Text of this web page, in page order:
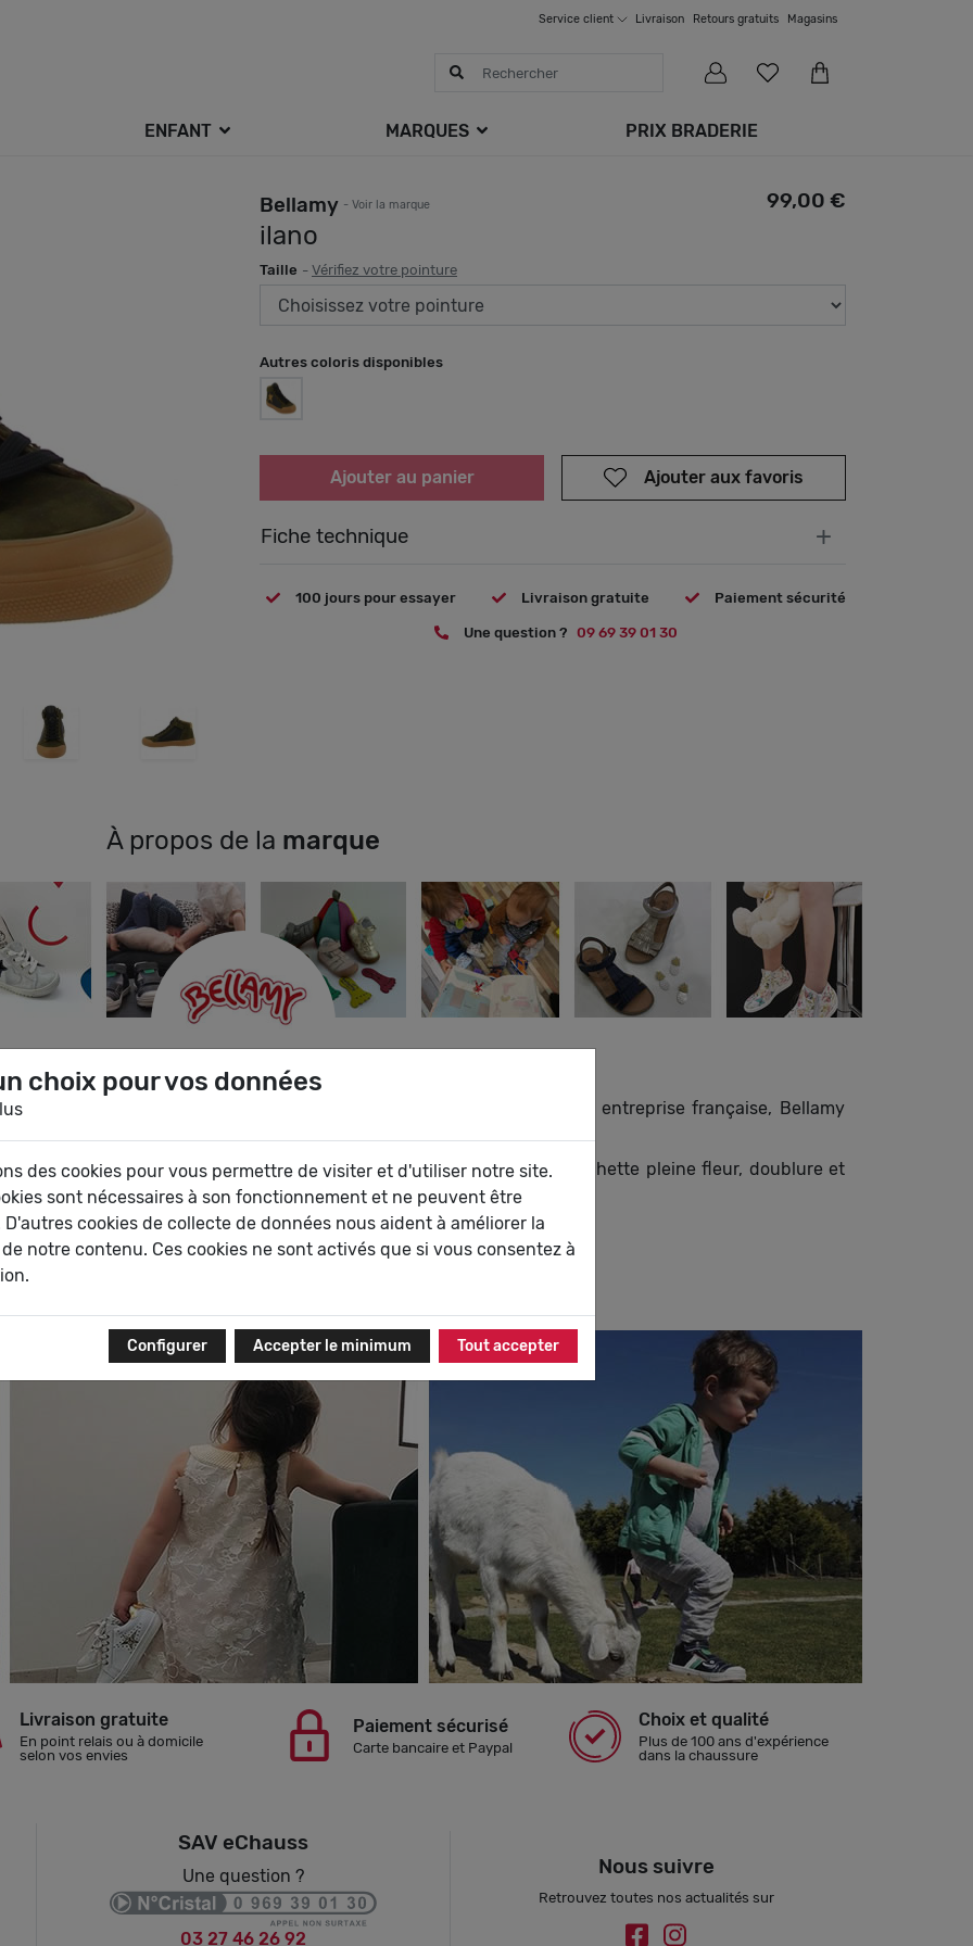
Livraison Retours gratuits Magasins
Service client
ENFANT MARQUES PRIX BRADERIE
Bellamy - Voir la marque
ilano
99,00 €
Taille - Vérifiez votre pointure
Autres coloris disponibles
Ajouter au panier Ajouter aux favoris
Fiche technique +
100 jours pour essayer Livraison gratuite Paiement sécurité
Une question ? 09 69 39 01 30
À propos de la marque
1950. Entreprise familiale, elle a vu se succéder trois générations, entreprise française, Bellamy
qualité/prix assez exceptionnel.
nos chaussures sont fabriquées dans des matières nobles (cuir de vachette pleine fleur, doublure et
dérapante).
une qualité de chaussure inégalée.
DÉVELOPPENT SANS SOUCIS
Livraison gratuite
En point relais ou à domicile
selon vos envies
Paiement sécurisé
Carte bancaire et Paypal
Choix et qualité
Plus de 100 ans d'expérience
dans la chaussure
SAV eChauss
Une question ?
03 27 46 26 92
Nous suivre
Retrouvez toutes nos actualités sur
choix pour vos données
des cookies pour vous permettre de visiter et d'utiliser notre site.
sont nécessaires à son fonctionnement et ne peuvent être
cookies de collecte de données nous aident à améliorer la
notre contenu. Ces cookies ne sont activés que si vous consentez à
Configurer Accepter le minimum Tout accepter